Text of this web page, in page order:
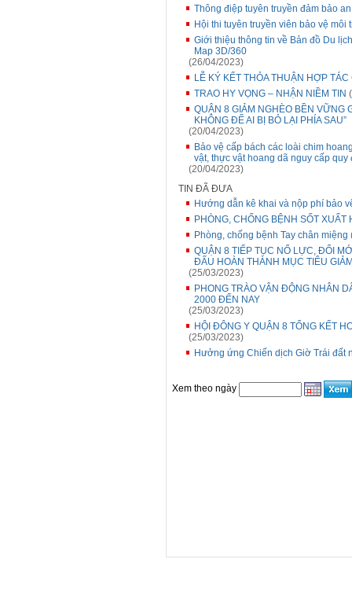
Thông điệp tuyên truyền đảm bảo
Hội thi tuyên truyền viên bảo vệ môi
Giới thiệu thông tin về Bản đồ Du
Map 3D/360
(26/04/2023)
LỄ KÝ KẾT THỎA THUẬN HỢP
TRAO HY VỌNG – NHẬN NIỀM TIN
QUẬN 8 GIẢM NGHÈO BỀN VỮNG
KHÔNG ĐỂ AI BỊ BỎ LẠI PHÍA SAU”
(20/04/2023)
Bảo vệ cấp bách các loài chim
vật, thực vật hoang dã nguy cấp quy
(20/04/2023)
TIN ĐÃ ĐƯA
Hướng dẫn kê khai và nộp phí bảo
PHÒNG, CHỐNG BỆNH SỐT XUẤT
Phòng, chống bệnh Tay chân miệng
QUẬN 8 TIẾP TỤC NỔ LỰC, ĐỔI
ĐẤU HOÀN THÀNH MỤC TIÊU
(25/03/2023)
PHONG TRÀO VẬN ĐỘNG NHÂN
2000 ĐẾN NAY
(25/03/2023)
HỘI ĐÔNG Y QUẬN 8 TỔNG KẾT
(25/03/2023)
Hưởng ứng Chiến dịch Giờ Trái đất
Xem theo ngày